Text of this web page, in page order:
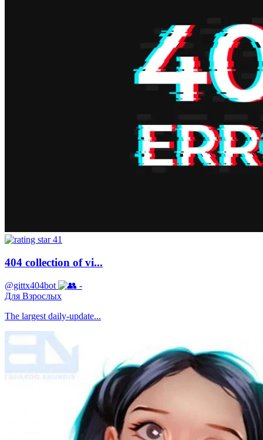
41
404 collection of vi...
@gittx404bot
-
Для Взрослых
The largest daily-update...